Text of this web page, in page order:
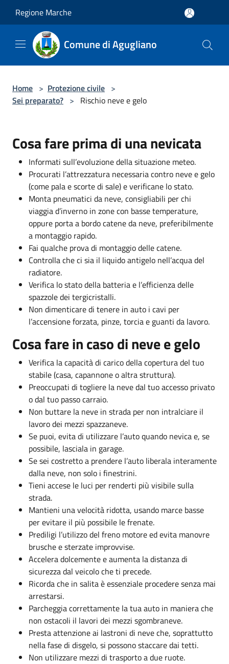
Regione Marche
Comune di Agugliano
Home > Protezione civile >
Sei preparato? > Rischio neve e gelo
Cosa fare prima di una nevicata
Informati sull’evoluzione della situazione meteo.
Procurati l’attrezzatura necessaria contro neve e gelo
(come pala e scorte di sale) e verificane lo stato.
Monta pneumatici da neve, consigliabili per chi
viaggia d’inverno in zone con basse temperature,
oppure porta a bordo catene da neve, preferibilmente
a montaggio rapido.
Fai qualche prova di montaggio delle catene.
Controlla che ci sia il liquido antigelo nell’acqua del
radiatore.
Verifica lo stato della batteria e l’efficienza delle
spazzole dei tergicristalli.
Non dimenticare di tenere in auto i cavi per
l’accensione forzata, pinze, torcia e guanti da lavoro.
Cosa fare in caso di neve e gelo
Verifica la capacità di carico della copertura del tuo
stabile (casa, capannone o altra struttura).
Preoccupati di togliere la neve dal tuo accesso privato
o dal tuo passo carraio.
Non buttare la neve in strada per non intralciare il
lavoro dei mezzi spazzaneve.
Se puoi, evita di utilizzare l’auto quando nevica e, se
possibile, lasciala in garage.
Se sei costretto a prendere l’auto liberala interamente
dalla neve, non solo i finestrini.
Tieni accese le luci per renderti più visibile sulla
strada.
Mantieni una velocità ridotta, usando marce basse
per evitare il più possibile le frenate.
Prediligi l’utilizzo del freno motore ed evita manovre
brusche e sterzate improvvise.
Accelera dolcemente e aumenta la distanza di
sicurezza dal veicolo che ti precede.
Ricorda che in salita è essenziale procedere senza mai
arrestarsi.
Parcheggia correttamente la tua auto in maniera che
non ostacoli il lavori dei mezzi sgombraneve.
Presta attenzione ai lastroni di neve che, soprattutto
nella fase di disgelo, si possono staccare dai tetti.
Non utilizzare mezzi di trasporto a due ruote.